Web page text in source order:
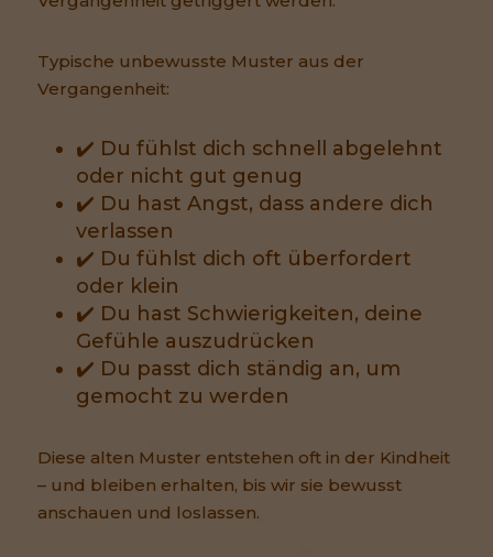
Typische unbewusste Muster aus der
Vergangenheit:
✔️ Du fühlst dich schnell abgelehnt
oder nicht gut genug
✔️ Du hast Angst, dass andere dich
verlassen
✔️ Du fühlst dich oft überfordert
oder klein
✔️ Du hast Schwierigkeiten, deine
Gefühle auszudrücken
✔️ Du passt dich ständig an, um
gemocht zu werden
Diese alten Muster entstehen oft in der Kindheit
– und bleiben erhalten, bis wir sie bewusst
anschauen und loslassen.